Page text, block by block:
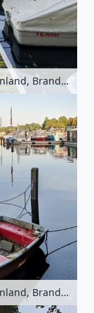
Röblinsee bei Fürstenberg, Ruppiner Seenland, Brandenburg, Deutschland
Röblinsee bei Fürstenberg, Ruppiner Seenland, Brandenburg, Deutschland